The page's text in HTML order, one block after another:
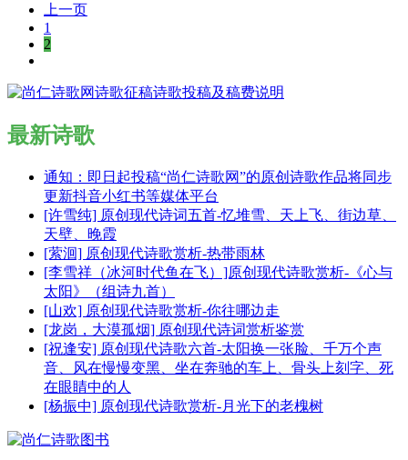
上一页
1
2
最新诗歌
通知：即日起投稿“尚仁诗歌网”的原创诗歌作品将同步
更新抖音小红书等媒体平台
[许雪纯] 原创现代诗词五首-忆堆雪、天上飞、街边草、
天壁、晚霞
[萦洄] 原创现代诗歌赏析-热带雨林
[李雪祥（冰河时代鱼在飞）]原创现代诗歌赏析-《心与
太阳》（组诗九首）
[山欢] 原创现代诗歌赏析-你往哪边走
[龙岗，大漠孤烟] 原创现代诗词赏析鉴赏
[祝逢安] 原创现代诗歌六首-太阳换一张脸、千万个声
音、风在慢慢变黑、坐在奔驰的车上、骨头上刻字、死
在眼睛中的人
[杨振中] 原创现代诗歌赏析-月光下的老槐树